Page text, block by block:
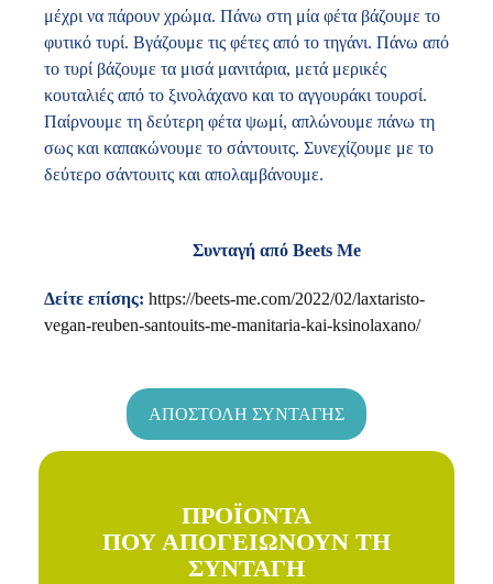
μέχρι να πάρουν χρώμα. Πάνω στη μία φέτα βάζουμε το
φυτικό τυρί. Βγάζουμε τις φέτες από το τηγάνι. Πάνω από
το τυρί βάζουμε τα μισά μανιτάρια, μετά μερικές
κουταλιές από το ξινολάχανο και το αγγουράκι τουρσί.
Παίρνουμε τη δεύτερη φέτα ψωμί, απλώνουμε πάνω τη
σως και καπακώνουμε το σάντουιτς. Συνεχίζουμε με το
δεύτερο σάντουιτς και απολαμβάνουμε.
Συνταγή από Beets Me
Δείτε επίσης: https://beets-me.com/2022/02/laxtaristo-
vegan-reuben-santouits-me-manitaria-kai-ksinolaxano/
ΑΠΟΣΤΟΛΗ ΣΥΝΤΑΓΗΣ
ΠΡΟΪΟΝΤΑ
ΠΟΥ ΑΠΟΓΕΙΩΝΟΥΝ ΤΗ
ΣΥΝΤΑΓΗ